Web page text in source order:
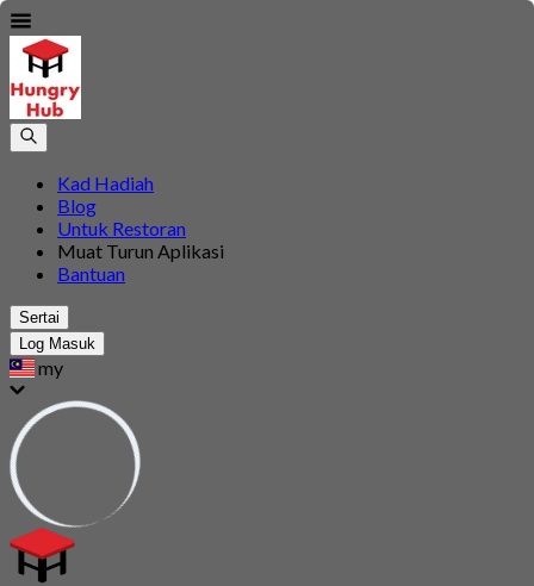
Kad Hadiah
Blog
Untuk Restoran
Muat Turun Aplikasi
Bantuan
Sertai
Log Masuk
my